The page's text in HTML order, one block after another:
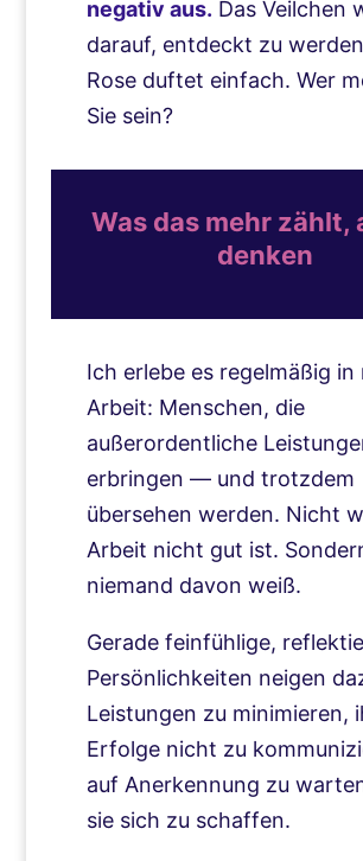
negativ aus. Das Veilchen
darauf, entdeckt zu
Rose duftet einfach. Wer
Sie sein?
Was das mehr zählt,
denken
Ich erlebe es regelmäßig in
Arbeit: Menschen, die
außerordentliche
erbringen — und trotzdem
übersehen werden. Nicht
Arbeit nicht gut ist.
niemand davon weiß.
Gerade feinfühlige,
Persönlichkeiten neigen
Leistungen zu minimieren,
Erfolge nicht zu
auf Anerkennung zu
sie sich zu schaffen.